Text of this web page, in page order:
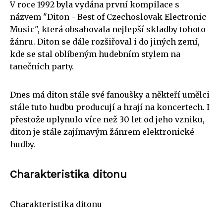
V roce 1992 byla vydána první kompilace s
názvem "Diton - Best of Czechoslovak Electronic
Music", která obsahovala nejlepší skladby tohoto
žánru. Diton se dále rozšiřoval i do jiných zemí,
kde se stal oblíbeným hudebním stylem na
tanečních party.
Dnes má diton stále své fanoušky a někteří umělci
stále tuto hudbu producují a hrají na koncertech. I
přestože uplynulo více než 30 let od jeho vzniku,
diton je stále zajímavým žánrem elektronické
hudby.
Charakteristika ditonu
Charakteristika ditonu